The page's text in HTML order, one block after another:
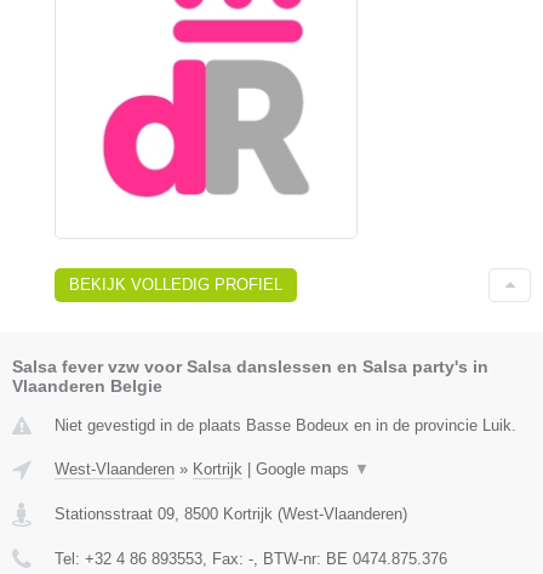
BEKIJK VOLLEDIG PROFIEL
Salsa fever vzw voor Salsa danslessen en Salsa party's in
Vlaanderen Belgie
Niet gevestigd in de plaats Basse Bodeux en in de provincie Luik.
West-Vlaanderen » Kortrijk Google maps ▼
Stationsstraat 09, 8500 Kortrijk (West-Vlaanderen)
Tel: +32 4 86 893553, Fax: -, BTW-nr: BE 0474.875.376